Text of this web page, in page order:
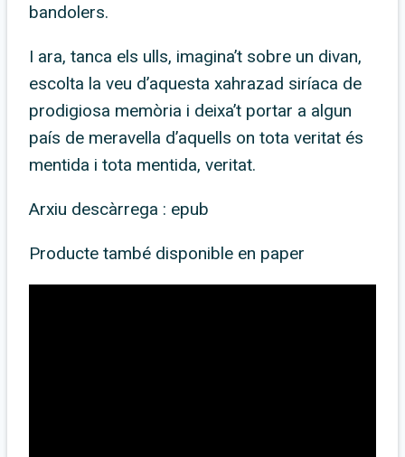
bandolers.
I ara, tanca els ulls, imagina’t sobre un divan,
escolta la veu d’aquesta xahrazad siríaca de
prodigiosa memòria i deixa’t portar a algun
país de meravella d’aquells on tota veritat és
mentida i tota mentida, veritat.
Arxiu descàrrega : epub
Producte també disponible en paper